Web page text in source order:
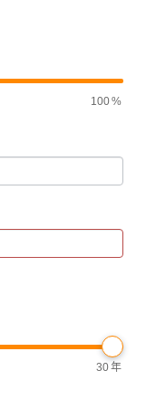
100%
30年